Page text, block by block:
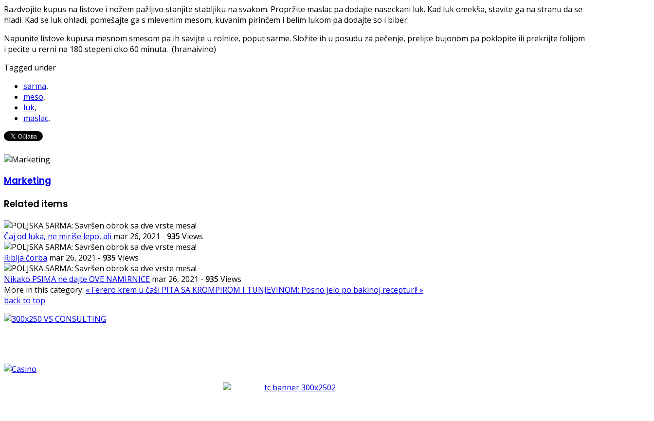
Razdvojite kupus na listove i nožem pažljivo stanjite stabljiku na svakom. Propržite maslac pa dodajte naseckani luk. Kad luk omekša, stavite ga na stranu da se
hladi. Kad se luk ohladi, pomešajte ga s mlevenim mesom, kuvanim pirinčem i belim lukom pa dodajte so i biber.
Napunite listove kupusa mesnom smesom pa ih savijte u rolnice, poput sarme. Složite ih u posudu za pečenje, prelijte bujonom pa poklopite ili prekrijte folijom
i pecite u rerni na 180 stepeni oko 60 minuta. (hranaivino)
Tagged under
sarma,
meso,
luk,
maslac,
Marketing
Related items
Čaj od luka, ne miriše lepo, ali mar 26, 2021 - 935 Views
Riblja čorba mar 26, 2021 - 935 Views
Nikako PSIMA ne dajte OVE NAMIRNICE mar 26, 2021 - 935 Views
More in this category: « Ferero krem u čaši PITA SA KROMPIROM I TUNJEVINOM: Posno jelo po bakinoj recepturi! »
back to top